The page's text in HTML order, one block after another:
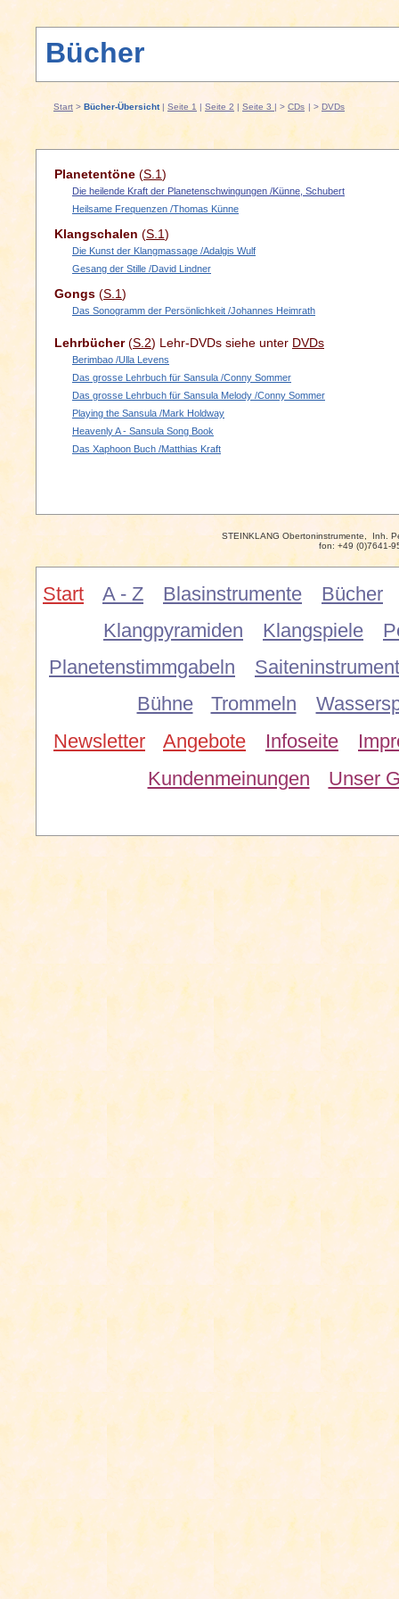
Bücher
Start > Bücher-Übersicht| Seite 1 | Seite 2 | Seite 3 | > CDs | > DVDs
Planetentöne (S.1)
Die heilende Kraft der Planetenschwingungen /Künne, Schubert
Heilsame Frequenzen /Thomas Künne
Klangschalen (S.1)
Die Kunst der Klangmassage /Adalgis Wulf
Gesang der Stille /David Lindner
Gongs (S.1)
Das Sonogramm der Persönlichkeit /Johannes Heimrath
Lehrbücher(S.2) Lehr-DVDs siehe unter DVDs
Berimbao /Ulla Levens
Das grosse Lehrbuch für Sansula /Conny Sommer
Das grosse Lehrbuch für Sansula Melody /Conny Sommer
Playing the Sansula /Mark Holdway
Heavenly A - Sansula Song Book
Das Xaphoon Buch /Matthias Kraft
STEINKLANG Obertoninstrumente, Inh.
fon: +49 (0)7641-
Start A - Z Blasinstrumente
Bücher
Klangpyramiden
Klangspiele
Planetenstimmgabeln
Bühne
Trommeln
Newsletter
Angebote Infoseite
Kundenmeinungen
Unser